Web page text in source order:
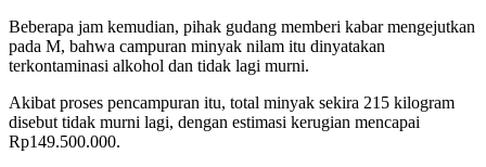
Beberapa jam kemudian, pihak gudang memberi kabar mengejutkan
pada M, bahwa campuran minyak nilam itu dinyatakan
terkontaminasi alkohol dan tidak lagi murni.
Akibat proses pencampuran itu, total minyak sekira 215 kilogram
disebut tidak murni lagi, dengan estimasi kerugian mencapai
Rp149.500.000.